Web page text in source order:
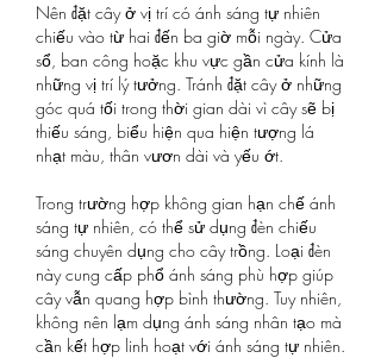
Nên đặt cây ở vị trí có ánh sáng tự nhiên
chiếu vào từ hai đến ba giờ mỗi ngày. Cửa
sổ, ban công hoặc khu vực gần cửa kính là
những vị trí lý tưởng. Tránh đặt cây ở những
góc quá tối trong thời gian dài vì cây sẽ bị
thiếu sáng, biểu hiện qua hiện tượng lá
nhạt màu, thân vươn dài và yếu ớt.
Trong trường hợp không gian hạn chế ánh
sáng tự nhiên, có thể sử dụng đèn chiếu
sáng chuyên dụng cho cây trồng. Loại đèn
này cung cấp phổ ánh sáng phù hợp giúp
cây vẫn quang hợp bình thường. Tuy nhiên,
không nên lạm dụng ánh sáng nhân tạo mà
cần kết hợp linh hoạt với ánh sáng tự nhiên.